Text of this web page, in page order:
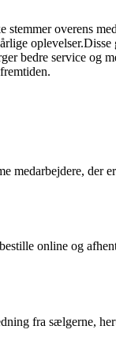
overens
oplevelser.Disse
bedre service og
der
online og
fra sælgerne,